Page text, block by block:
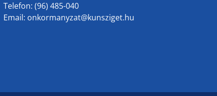
Telefon: (96) 485-040
Email: onkormanyzat@kunsziget.hu